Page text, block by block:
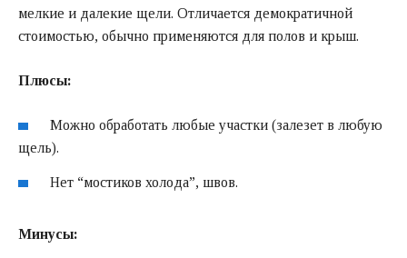
мелкие и далекие щели. Отличается демократичной
стоимостью, обычно применяются для полов и крыш.
Плюсы:
Можно обработать любые участки (залезет в любую
щель).
Нет “мостиков холода”, швов.
Минусы: